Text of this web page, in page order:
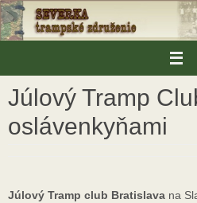
Skip
to
content
Júlový Tramp
oslávenkyňami
Júlový Tramp club Bratislava na